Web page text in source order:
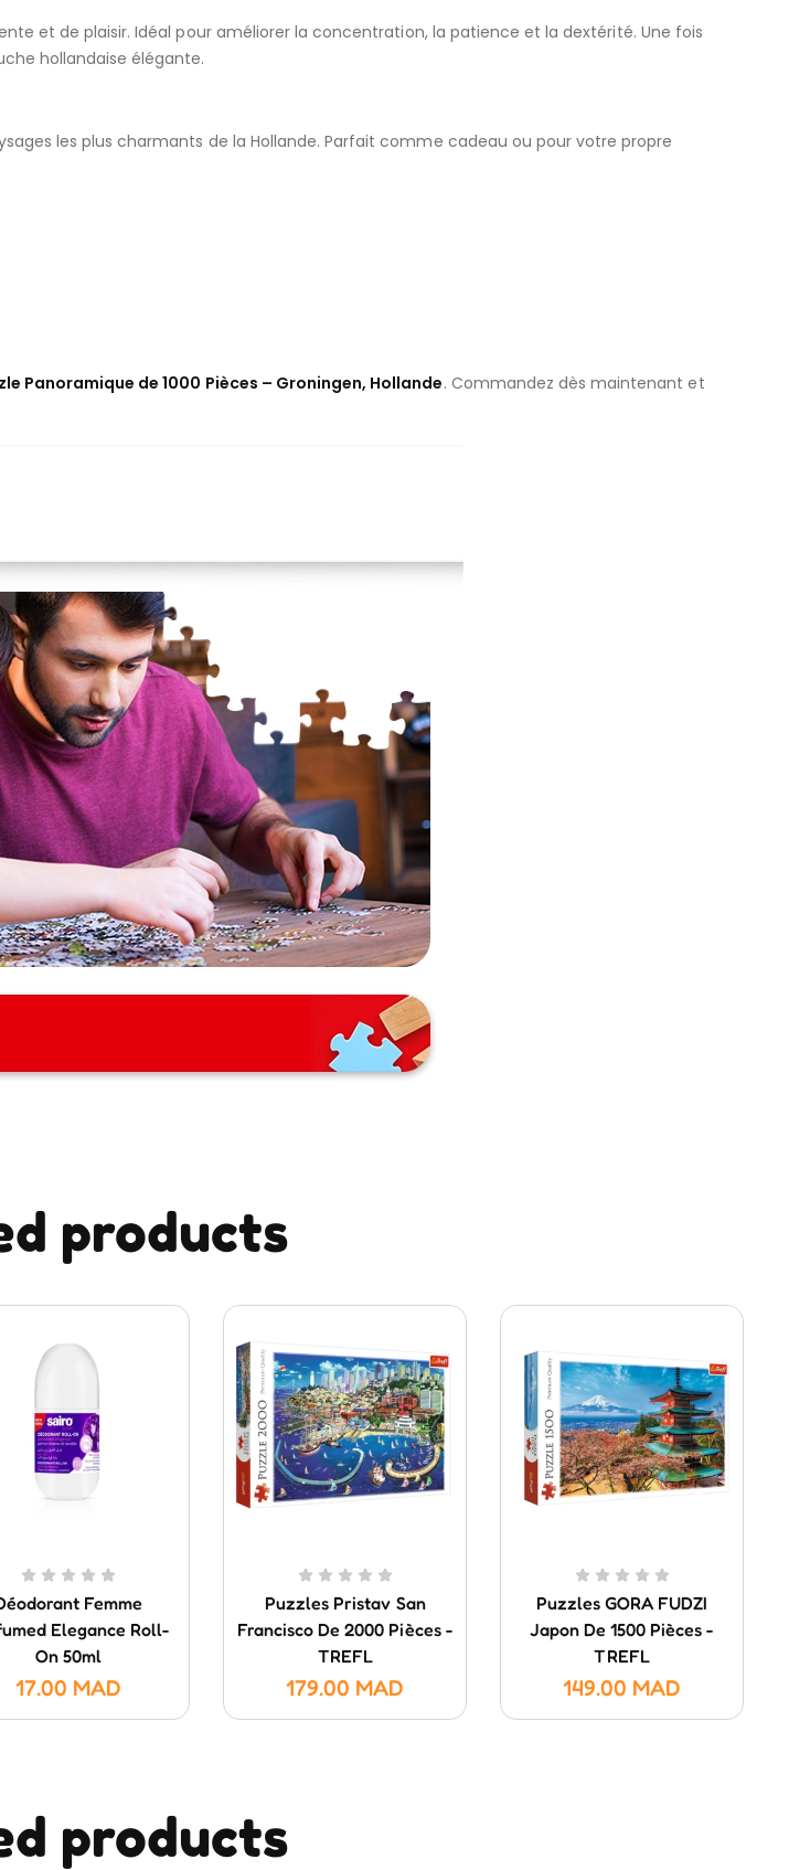
et de plaisir. Idéal pour améliorer la concentration, la patience et la dextérité. Une fois
hollandaise élégante.
les plus charmants de la Hollande. Parfait comme cadeau ou pour votre propre
Panoramique de 1000 Pièces – Groningen, Hollande. Commandez dès maintenant et
products
Femme
Elegance Roll-
On 50ml
17.00 MAD
Puzzles Pristav San
Francisco De 2000 Pièces -
TREFL
179.00 MAD
Puzzles GORA FUDZI
Japon De 1500 Pièces -
TREFL
149.00 MAD
products